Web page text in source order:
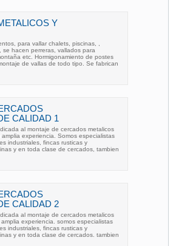
Y
para vallar chalets, piscinas, ,
se hacen perreras, vallados para
etc. Hormigonamiento de postes
de vallas de todo tipo. Se fabrican
CALIDAD 1
al montaje de cercados metalicos
experiencia. Somos especialistas
industriales, fincas rusticas y
y en toda clase de cercados, tambien
CALIDAD 2
al montaje de cercados metalicos
experiencia. somos especialistas
industriales, fincas rusticas y
y en toda clase de cercados. tambien